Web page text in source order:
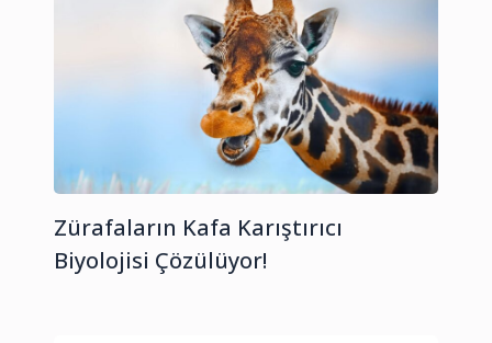
Zürafaların Kafa Karıştırıcı
Biyolojisi Çözülüyor!